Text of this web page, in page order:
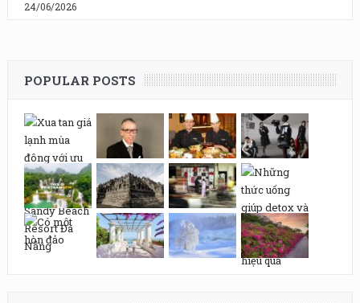
24/06/2026
POPULAR POSTS